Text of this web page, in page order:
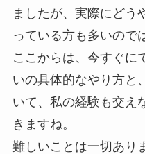
ましたが、実際にどう
っている方も多いので
ここからは、今すぐに
いの具体的なやり方と
いて、私の経験も交え
きますね。
難しいことは一切あり